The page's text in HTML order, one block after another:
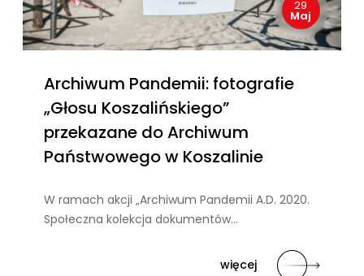
29
Maj
Archiwum Pandemii: fotografie
„Głosu Koszalińskiego”
przekazane do Archiwum
Państwowego w Koszalinie
W ramach akcji „Archiwum Pandemii A.D. 2020.
Społeczna kolekcja dokumentów…
więcej